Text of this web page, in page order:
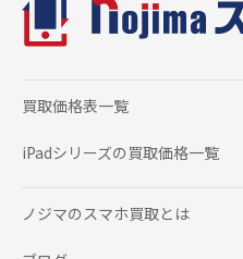
買取価格表一覧
iPadシリーズの 買取価格一覧
ノジマのスマホ買取とは